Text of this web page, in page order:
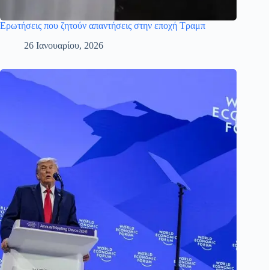
Ερωτήσεις που ζητούν απαντήσεις στην εποχή Τραμπ
26 Ιανουαρίου, 2026